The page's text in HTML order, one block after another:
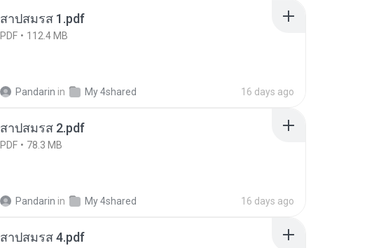
สาปสมรส 1.pdf
PDF 112.4 MB
Pandarin in My 4shared 16 days ago
สาปสมรส 2.pdf
PDF 78.3 MB
Pandarin in My 4shared 16 days ago
สาปสมรส 4.pdf